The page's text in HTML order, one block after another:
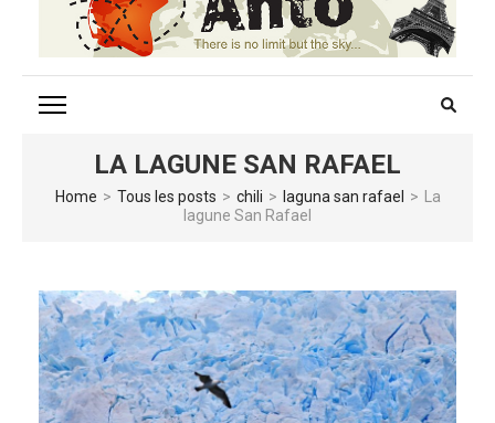
LA LAGUNE SAN RAFAEL
Home > Tous les posts > chili > laguna san rafael >
La
lagune San Rafael